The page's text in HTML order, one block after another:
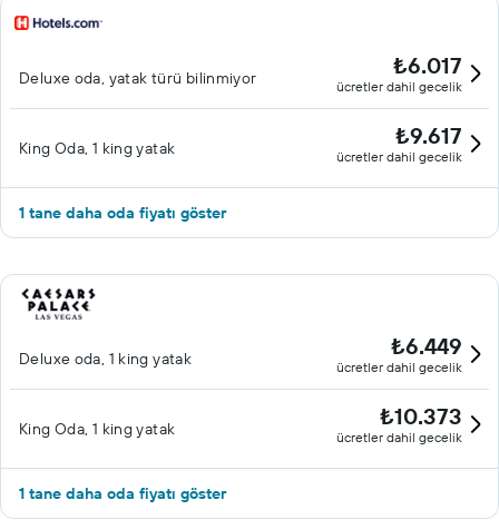
Deluxe oda, yatak türü bilinmiyor ₺6.017
ücretler dahil gecelik
King Oda, 1 king yatak ₺9.617
ücretler dahil gecelik
1 tane daha oda fiyatı göster
Deluxe oda, 1 king yatak ₺6.449
ücretler dahil gecelik
King Oda, 1 king yatak ₺10.373
ücretler dahil gecelik
1 tane daha oda fiyatı göster